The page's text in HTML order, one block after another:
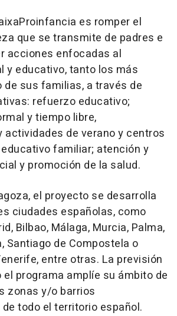
es romper el
que se transmite de padres e
acciones enfocadas al
y educativo, tanto los más
de sus familias, a través de
refuerzo educativo;
y tiempo libre,
actividades de verano y centros
familiar; atención y
y promoción de la salud.
el proyecto se desarrolla
ciudades españolas, como
Bilbao, Málaga, Murcia, Palma,
Santiago de Compostela o
entre otras. La previsión
programa amplíe su ámbito de
zonas y/o barrios
todo el territorio español.